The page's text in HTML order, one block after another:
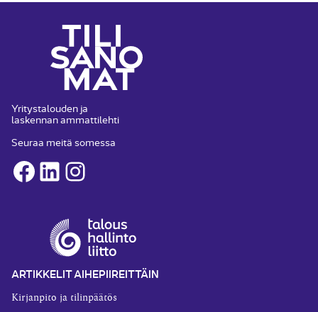
Yritystalouden ja
laskennan ammattilehti
Seuraa meitä somessa
Facebook
LinkedInInstagram
ARTIKKELIT AIHEPIIREITTÄIN
Kirjanpito ja tilinpäätös